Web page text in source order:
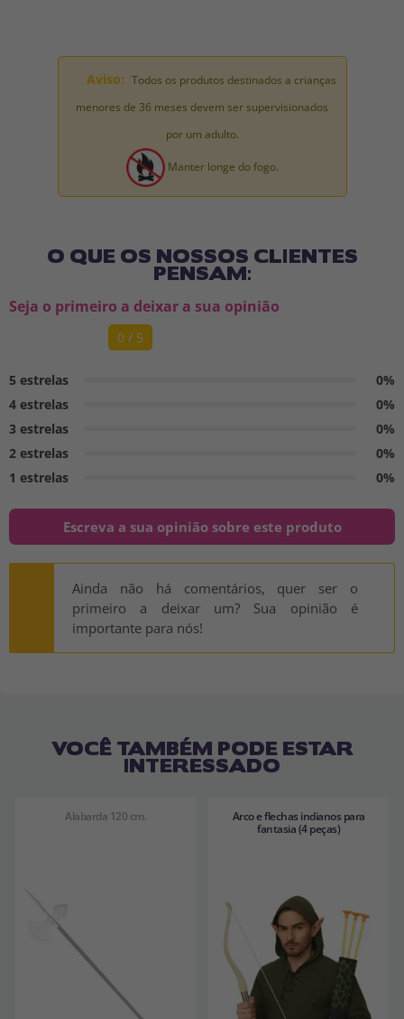
Aviso: Todos os produtos destinados a crianças
menores de 36 meses devem ser supervisionados
por um adulto.
Manter longe do fogo.
O QUE OS NOSSOS CLIENTES
PENSAM:
Seja o primeiro a deixar a sua opinião
0 / 5
5 estrelas
0%
4 estrelas
0%
3 estrelas
0%
2 estrelas
0%
1 estrelas
0%
Escreva a sua opinião sobre este produto
Ainda não há comentários, quer ser o
primeiro a deixar um? Sua opinião é
importante para nós!
VOCÊ TAMBÉM PODE ESTAR
INTERESSADO
Alabarda 120 cm.
Arco e flechas indianos para
fantasia (4 peças)